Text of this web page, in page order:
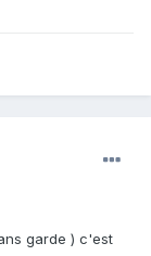
garde ) c'est